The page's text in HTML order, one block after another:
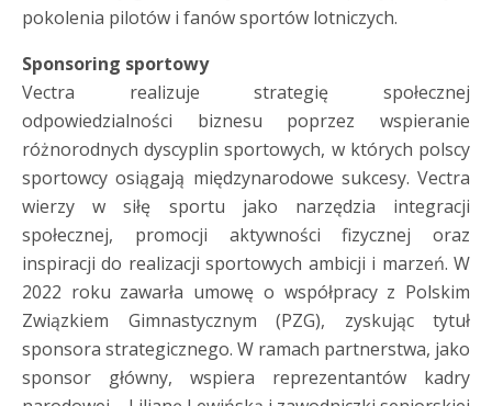
pokolenia pilotów i fanów sportów lotniczych.
Sponsoring sportowy
Vectra realizuje strategię społecznej
odpowiedzialności biznesu poprzez wspieranie
różnorodnych dyscyplin sportowych, w których polscy
sportowcy osiągają międzynarodowe sukcesy. Vectra
wierzy w siłę sportu jako narzędzia integracji
społecznej, promocji aktywności fizycznej oraz
inspiracji do realizacji sportowych ambicji i marzeń. W
2022 roku zawarła umowę o współpracy z Polskim
Związkiem Gimnastycznym (PZG), zyskując tytuł
sponsora strategicznego. W ramach partnerstwa, jako
sponsor główny, wspiera reprezentantów kadry